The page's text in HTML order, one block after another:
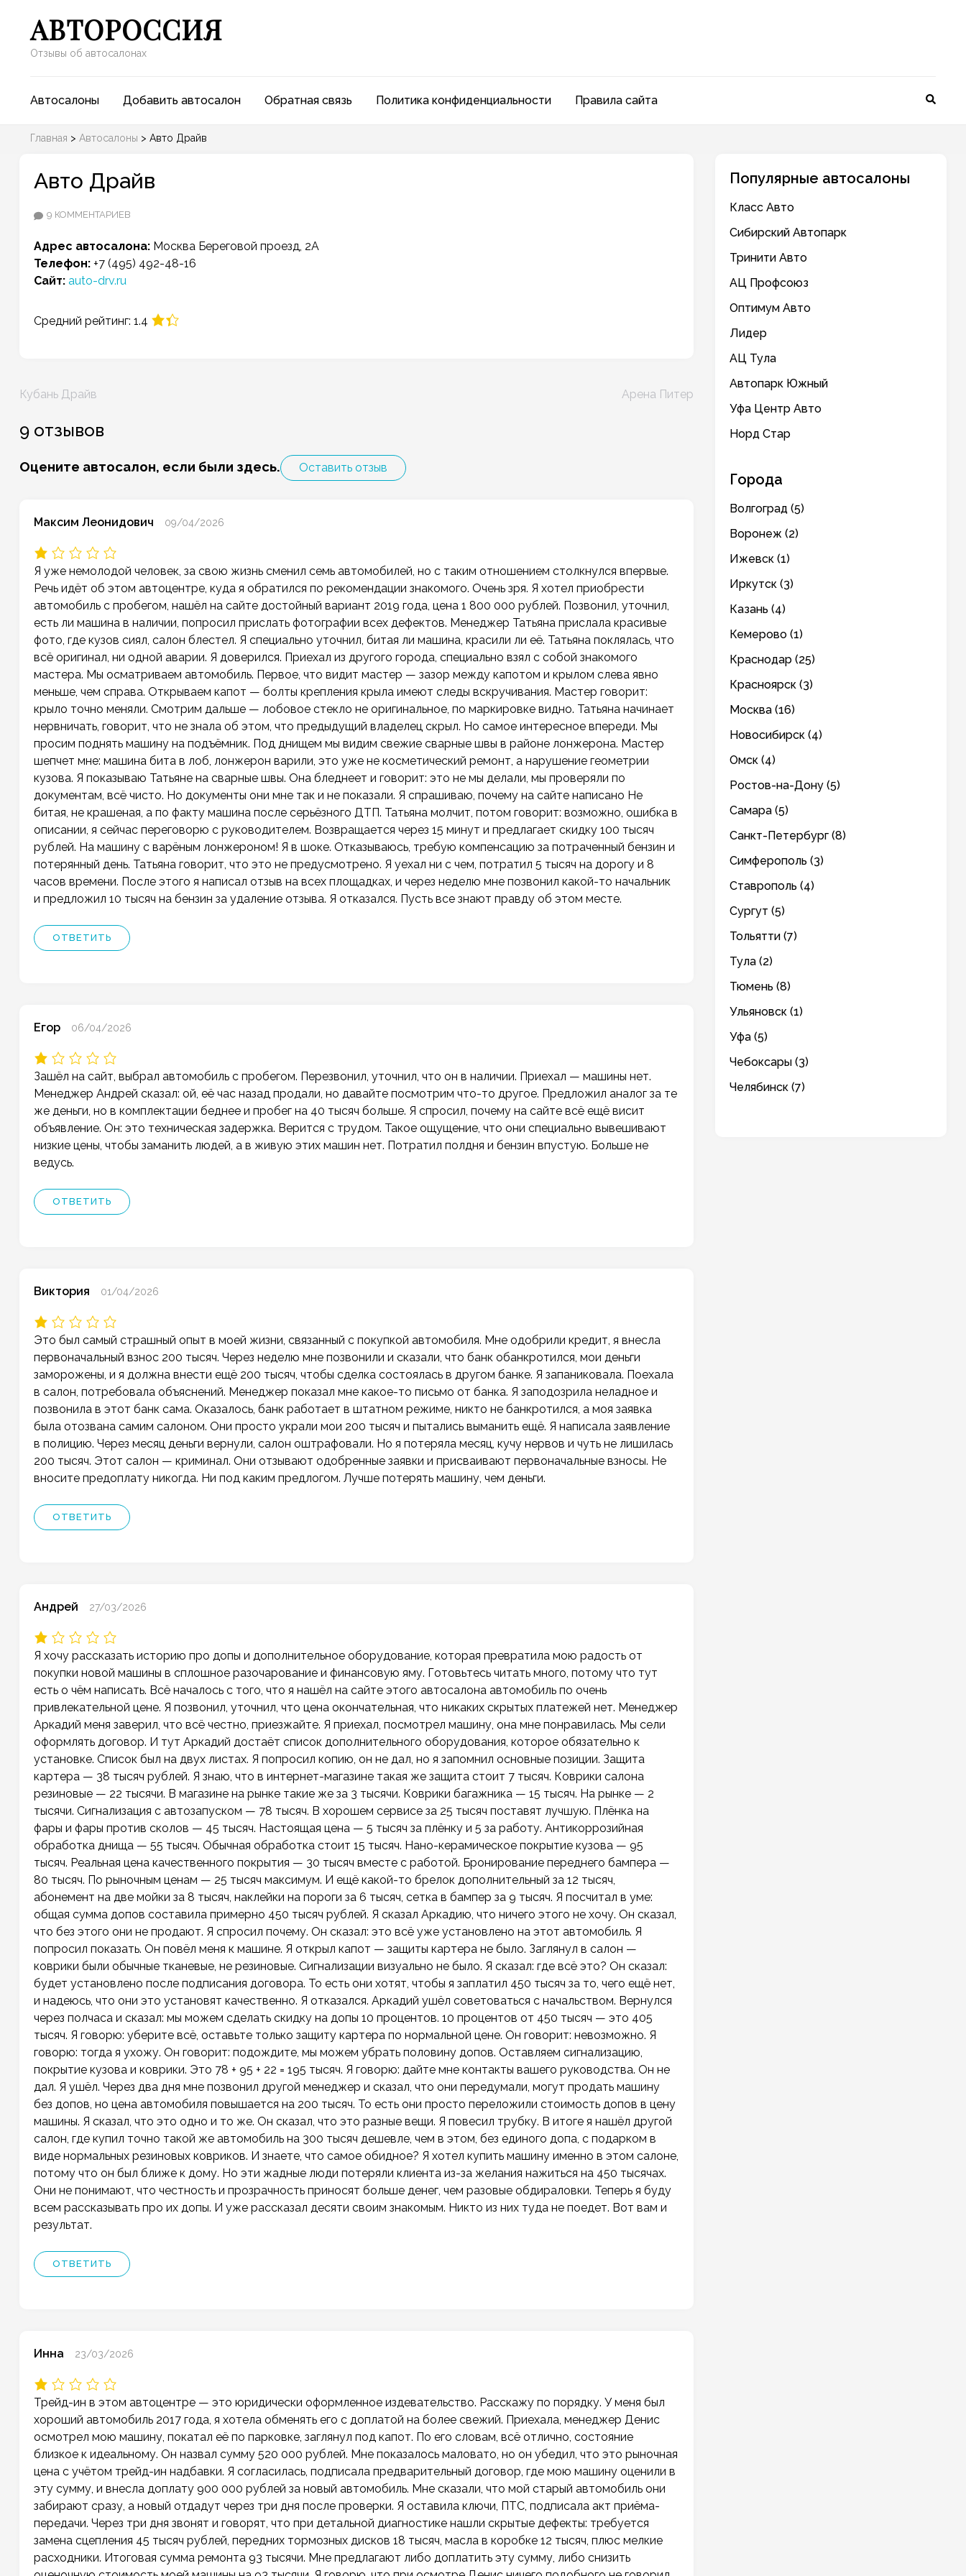
АВТОРОССИЯ
Отзывы об автосалонах
Автосалоны Добавить автосалон Обратная связь Политика конфиденциальности Правила сайта
Главная > Автосалоны > Авто Драйв
Авто Драйв
9 КОММЕНТАРИЕВ
АВТО
ДРАЙВ
Адрес автосалона: Москва Береговой проезд, 2А
Телефон: +7 (495) 492-48-16
Сайт: auto-drv.ru
Средний рейтинг: 1.4
Навигация
записям
Кубань Драйв Арена Питер
9 отзывов
Оцените автосалон, если были здесь. Оставить отзыв
Максим Леонидович 09/04/2026
Я уже немолодой человек, за свою жизнь сменил семь автомобилей, но с таким отношением столкнулся впервые.
Речь идёт об этом автоцентре, куда я обратился по рекомендации знакомого. Очень зря. Я хотел приобрести
автомобиль с пробегом, нашёл на сайте достойный вариант 2019 года, цена 1 800 000 рублей. Позвонил, уточнил,
есть ли машина в наличии, попросил прислать фотографии всех дефектов. Менеджер Татьяна прислала красивые
фото, где кузов сиял, салон блестел. Я специально уточнил, битая ли машина, красили ли её. Татьяна поклялась, что
всё оригинал, ни одной аварии. Я доверился. Приехал из другого города, специально взял с собой знакомого
мастера. Мы осматриваем автомобиль. Первое, что видит мастер — зазор между капотом и крылом слева явно
меньше, чем справа. Открываем капот — болты крепления крыла имеют следы вскручивания. Мастер говорит:
крыло точно меняли. Смотрим дальше — лобовое стекло не оригинальное, по маркировке видно. Татьяна начинает
нервничать, говорит, что не знала об этом, что предыдущий владелец скрыл. Но самое интересное впереди. Мы
просим поднять машину на подъёмник. Под днищем мы видим свежие сварные швы в районе лонжерона. Мастер
шепчет мне: машина бита в лоб, лонжерон варили, это уже не косметический ремонт, а нарушение геометрии
кузова. Я показываю Татьяне на сварные швы. Она бледнеет и говорит: это не мы делали, мы проверяли по
документам, всё чисто. Но документы они мне так и не показали. Я спрашиваю, почему на сайте написано Не
битая, не крашеная, а по факту машина после серьёзного ДТП. Татьяна молчит, потом говорит: возможно, ошибка в
описании, я сейчас переговорю с руководителем. Возвращается через 15 минут и предлагает скидку 100 тысяч
рублей. На машину с варёным лонжероном! Я в шоке. Отказываюсь, требую компенсацию за потраченный бензин и
потерянный день. Татьяна говорит, что это не предусмотрено. Я уехал ни с чем, потратил 5 тысяч на дорогу и 8
часов времени. После этого я написал отзыв на всех площадках, и через неделю мне позвонил какой-то начальник
и предложил 10 тысяч на бензин за удаление отзыва. Я отказался. Пусть все знают правду об этом месте.
ОТВЕТИТЬ
Егор 06/04/2026
Зашёл на сайт, выбрал автомобиль с пробегом. Перезвонил, уточнил, что он в наличии. Приехал — машины нет.
Менеджер Андрей сказал: ой, её час назад продали, но давайте посмотрим что-то другое. Предложил аналог за те
же деньги, но в комплектации беднее и пробег на 40 тысяч больше. Я спросил, почему на сайте всё ещё висит
объявление. Он: это техническая задержка. Верится с трудом. Такое ощущение, что они специально вывешивают
низкие цены, чтобы заманить людей, а в живую этих машин нет. Потратил полдня и бензин впустую. Больше не
ведусь.
ОТВЕТИТЬ
Виктория 01/04/2026
Это был самый страшный опыт в моей жизни, связанный с покупкой автомобиля. Мне одобрили кредит, я внесла
первоначальный взнос 200 тысяч. Через неделю мне позвонили и сказали, что банк обанкротился, мои деньги
заморожены, и я должна внести ещё 200 тысяч, чтобы сделка состоялась в другом банке. Я запаниковала. Поехала
в салон, потребовала объяснений. Менеджер показал мне какое-то письмо от банка. Я заподозрила неладное и
позвонила в этот банк сама. Оказалось, банк работает в штатном режиме, никто не банкротился, а моя заявка
была отозвана самим салоном. Они просто украли мои 200 тысяч и пытались выманить ещё. Я написала заявление
в полицию. Через месяц деньги вернули, салон оштрафовали. Но я потеряла месяц, кучу нервов и чуть не лишилась
200 тысяч. Этот салон — криминал. Они отзывают одобренные заявки и присваивают первоначальные взносы. Не
вносите предоплату никогда. Ни под каким предлогом. Лучше потерять машину, чем деньги.
ОТВЕТИТЬ
Андрей 27/03/2026
Я хочу рассказать историю про допы и дополнительное оборудование, которая превратила мою радость от
покупки новой машины в сплошное разочарование и финансовую яму. Готовьтесь читать много, потому что тут
есть о чём написать. Всё началось с того, что я нашёл на сайте этого автосалона автомобиль по очень
привлекательной цене. Я позвонил, уточнил, что цена окончательная, что никаких скрытых платежей нет. Менеджер
Аркадий меня заверил, что всё честно, приезжайте. Я приехал, посмотрел машину, она мне понравилась. Мы сели
оформлять договор. И тут Аркадий достаёт список дополнительного оборудования, которое обязательно к
установке. Список был на двух листах. Я попросил копию, он не дал, но я запомнил основные позиции. Защита
картера — 38 тысяч рублей. Я знаю, что в интернет-магазине такая же защита стоит 7 тысяч. Коврики салона
резиновые — 22 тысячи. В магазине на рынке такие же за 3 тысячи. Коврики багажника — 15 тысяч. На рынке — 2
тысячи. Сигнализация с автозапуском — 78 тысяч. В хорошем сервисе за 25 тысяч поставят лучшую. Плёнка на
фары и фары против сколов — 45 тысяч. Настоящая цена — 5 тысяч за плёнку и 5 за работу. Антикоррозийная
обработка днища — 55 тысяч. Обычная обработка стоит 15 тысяч. Нано-керамическое покрытие кузова — 95
тысяч. Реальная цена качественного покрытия — 30 тысяч вместе с работой. Бронирование переднего бампера —
80 тысяч. По рыночным ценам — 25 тысяч максимум. И ещё какой-то брелок дополнительный за 12 тысяч,
абонемент на две мойки за 8 тысяч, наклейки на пороги за 6 тысяч, сетка в бампер за 9 тысяч. Я посчитал в уме:
общая сумма допов составила примерно 450 тысяч рублей. Я сказал Аркадию, что ничего этого не хочу. Он сказал,
что без этого они не продают. Я спросил почему. Он сказал: это всё уже установлено на этот автомобиль. Я
попросил показать. Он повёл меня к машине. Я открыл капот — защиты картера не было. Заглянул в салон —
коврики были обычные тканевые, не резиновые. Сигнализации визуально не было. Я сказал: где всё это? Он сказал:
будет установлено после подписания договора. То есть они хотят, чтобы я заплатил 450 тысяч за то, чего ещё нет,
и надеюсь, что они это установят качественно. Я отказался. Аркадий ушёл советоваться с начальством. Вернулся
через полчаса и сказал: мы можем сделать скидку на допы 10 процентов. 10 процентов от 450 тысяч — это 405
тысяч. Я говорю: уберите всё, оставьте только защиту картера по нормальной цене. Он говорит: невозможно. Я
говорю: тогда я ухожу. Он говорит: подождите, мы можем убрать половину допов. Оставляем сигнализацию,
покрытие кузова и коврики. Это 78 + 95 + 22 = 195 тысяч. Я говорю: дайте мне контакты вашего руководства. Он не
дал. Я ушёл. Через два дня мне позвонил другой менеджер и сказал, что они передумали, могут продать машину
без допов, но цена автомобиля повышается на 200 тысяч. То есть они просто переложили стоимость допов в цену
машины. Я сказал, что это одно и то же. Он сказал, что это разные вещи. Я повесил трубку. В итоге я нашёл другой
салон, где купил точно такой же автомобиль на 300 тысяч дешевле, чем в этом, без единого допа, с подарком в
виде нормальных резиновых ковриков. И знаете, что самое обидное? Я хотел купить машину именно в этом салоне,
потому что он был ближе к дому. Но эти жадные люди потеряли клиента из-за желания нажиться на 450 тысячах.
Они не понимают, что честность и прозрачность приносят больше денег, чем разовые обдираловки. Теперь я буду
всем рассказывать про их допы. И уже рассказал десяти своим знакомым. Никто из них туда не поедет. Вот вам и
результат.
ОТВЕТИТЬ
Инна 23/03/2026
Трейд-ин в этом автоцентре — это юридически оформленное издевательство. Расскажу по порядку. У меня был
хороший автомобиль 2017 года, я хотела обменять его с доплатой на более свежий. Приехала, менеджер Денис
осмотрел мою машину, покатал её по парковке, заглянул под капот. По его словам, всё отлично, состояние
близкое к идеальному. Он назвал сумму 520 000 рублей. Мне показалось маловато, но он убедил, что это рыночная
цена с учётом трейд-ин надбавки. Я согласилась, подписала предварительный договор, где мою машину оценили в
эту сумму, и внесла доплату 900 000 рублей за новый автомобиль. Мне сказали, что мой старый автомобиль они
забирают сразу, а новый отдадут через три дня после проверки. Я оставила ключи, ПТС, подписала акт приёма-
передачи. Через три дня звонят и говорят, что при детальной диагностике нашли скрытые дефекты: требуется
замена сцепления 45 тысяч рублей, передних тормозных дисков 18 тысяч, масла в коробке 12 тысяч, плюс мелкие
расходники. Итоговая сумма ремонта 93 тысячи. Мне предлагают либо доплатить эту сумму, либо снизить
Популярные автосалоны
Класс Авто
Сибирский Автопарк
Тринити Авто
АЦ Профсоюз
Оптимум Авто
Лидер
АЦ Тула
Автопарк Южный
Уфа Центр Авто
Норд Стар
Города
Волгоград (5)
Воронеж (2)
Ижевск (1)
Иркутск (3)
Казань (4)
Кемерово (1)
Краснодар (25)
Красноярск (3)
Москва (16)
Новосибирск (4)
Омск (4)
Ростов-на-Дону (5)
Самара (5)
Санкт-Петербург (8)
Симферополь (3)
Ставрополь (4)
Сургут (5)
Тольятти (7)
Тула (2)
Тюмень (8)
Ульяновск (1)
Уфа (5)
Чебоксары (3)
Челябинск (7)